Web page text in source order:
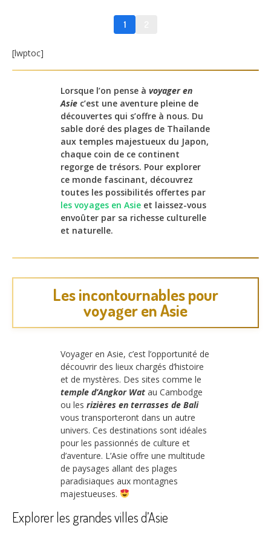
1
[lwptoc]
Lorsque l’on pense à voyager en
Asie c’est une aventure pleine de
découvertes qui s’offre à nous. Du
sable doré des plages de Thaïlande
aux temples majestueux du Japon,
chaque coin de ce continent
regorge de trésors. Pour explorer
ce monde fascinant, découvrez
toutes les possibilités offertes par
les voyages en Asie et laissez-vous
envoûter par sa richesse culturelle
et naturelle.
Les incontournables pour
voyager en Asie
Voyager en Asie, c’est l’opportunité de
découvrir des lieux chargés d’histoire
et de mystères. Des sites comme le
temple d’Angkor Wat au Cambodge
ou les rizières en terrasses de Bali
vous transporteront dans un autre
univers. Ces destinations sont idéales
pour les passionnés de culture et
d’aventure. L’Asie offre une multitude
de paysages allant des plages
paradisiaques aux montagnes
majestueuses.
Explorer les grandes villes d’Asie